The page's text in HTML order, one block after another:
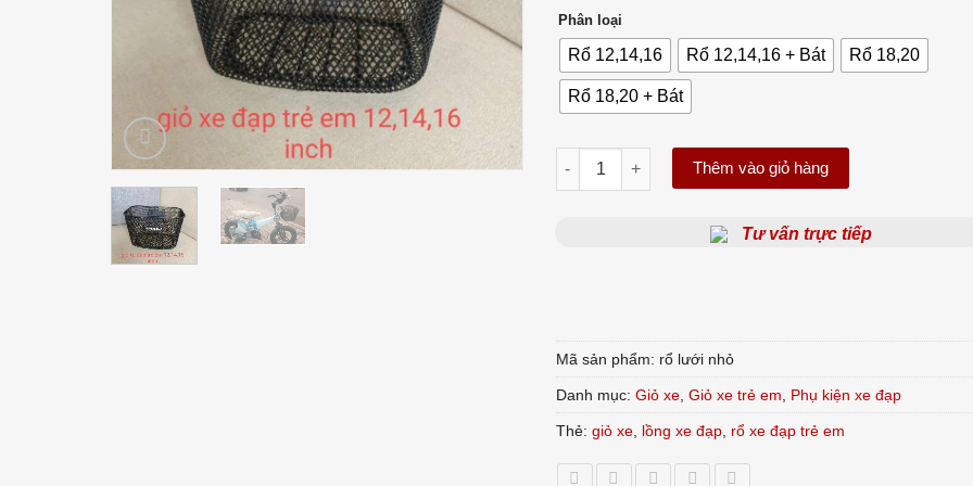
Phân loại
Rổ 12,14,16 Rổ 12,14,16 + Bát Rổ 18,20
Rổ 18,20 + Bát
Rổ Xe Đạp Trẻ Em Lưới Tổ Ong Dày Dặn (Size 12 - 20
Thêm vào giỏ hàng
Tư vấn trực tiếp
Mã sản phẩm: rổ lưới nhỏ
Danh mục: Giỏ xe, Giỏ xe trẻ em Phụ kiện xe đạp
Thẻ: giỏ xe, lồng xe đạp, rổ xe đạp trẻ em